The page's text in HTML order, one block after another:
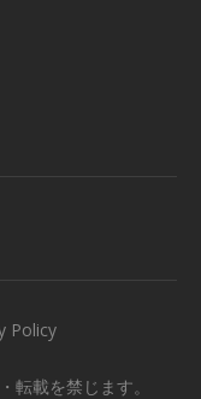
載を禁じます。
Policy